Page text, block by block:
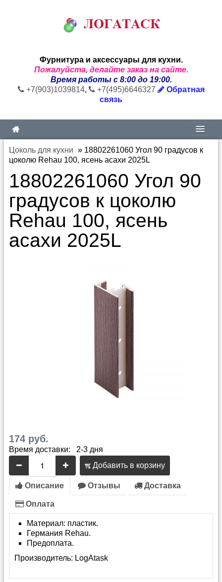
Фурнитура и аксессуары для кухни.
Пожалуйста, делайте заказ на сайте.
Время работы с 8:00 до 19:00.
+7(903)1039814, +7(495)6646327
Обратная
связь
Цоколь для кухни » 18802261060 Угол 90 градусов к
цоколю Rehau 100, ясень асахи 2025L
18802261060 Угол 90
градусов к цоколю
Rehau 100, ясень
асахи 2025L
174 руб.
Время доставки: 2-3 дня
Добавить в корзину
Описание Отзывы Доставка
Оплата
Материал: пластик.
Германия Rehau.
Предоплата.
Производитель: LogAtask